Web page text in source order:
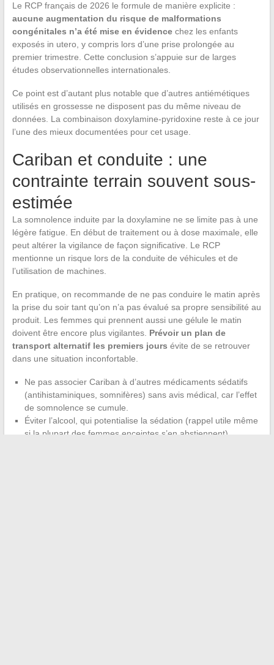
Le RCP français de 2026 le formule de manière explicite :
aucune augmentation du risque de malformations
congénitales n’a été mise en évidencechez les enfants
exposés in utero, y compris lors d’une prise prolongée au
premier trimestre. Cette conclusion s’appuie sur de larges
études observationnelles internationales.
Ce point est d’autant plus notable que d’autres antiémétiques
utilisés en grossesse ne disposent pas du même niveau de
données. La combinaison doxylamine-pyridoxine reste à ce jour
l’une des mieux documentées pour cet usage.
Cariban et conduite : une
contrainte terrain souvent sous-
estimée
La somnolence induite par la doxylamine ne se limite pas à une
légère fatigue. En début de traitement ou à dose maximale, elle
peut altérer la vigilance de façon significative. Le RCP
mentionne un risque lors de la conduite de véhicules et de
l’utilisation de machines.
En pratique, on recommande de ne pas conduire le matin après
la prise du soir tant qu’on n’a pas évalué sa propre sensibilité au
produit. Les femmes qui prennent aussi une gélule le matin
doivent être encore plus vigilantes. Prévoir un plan de
transport alternatif les premiers jours évite de se retrouver
dans une situation inconfortable.
Ne pas associer Cariban à d’autres médicaments sédatifs
(antihistaminiques, somnifères) sans avis médical, car l’effet
de somnolence se cumule.
Éviter l’alcool, qui potentialise la sédation (rappel utile même
si la plupart des femmes enceintes s’en abstiennent).